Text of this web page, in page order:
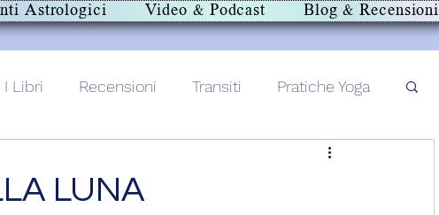
Astrologici Video & Podcast Blog & Recensioni
I Libri Recensioni Transiti Pratiche Yoga
LUNA